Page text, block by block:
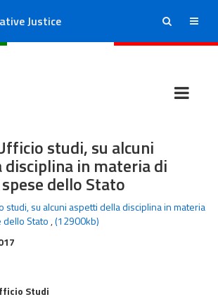
Justice ricerca menu
studi, su alcuni
in materia di
dello Stato
studi, su alcuni aspetti della disciplina in materia
Stato ,(12900kb)
Studi